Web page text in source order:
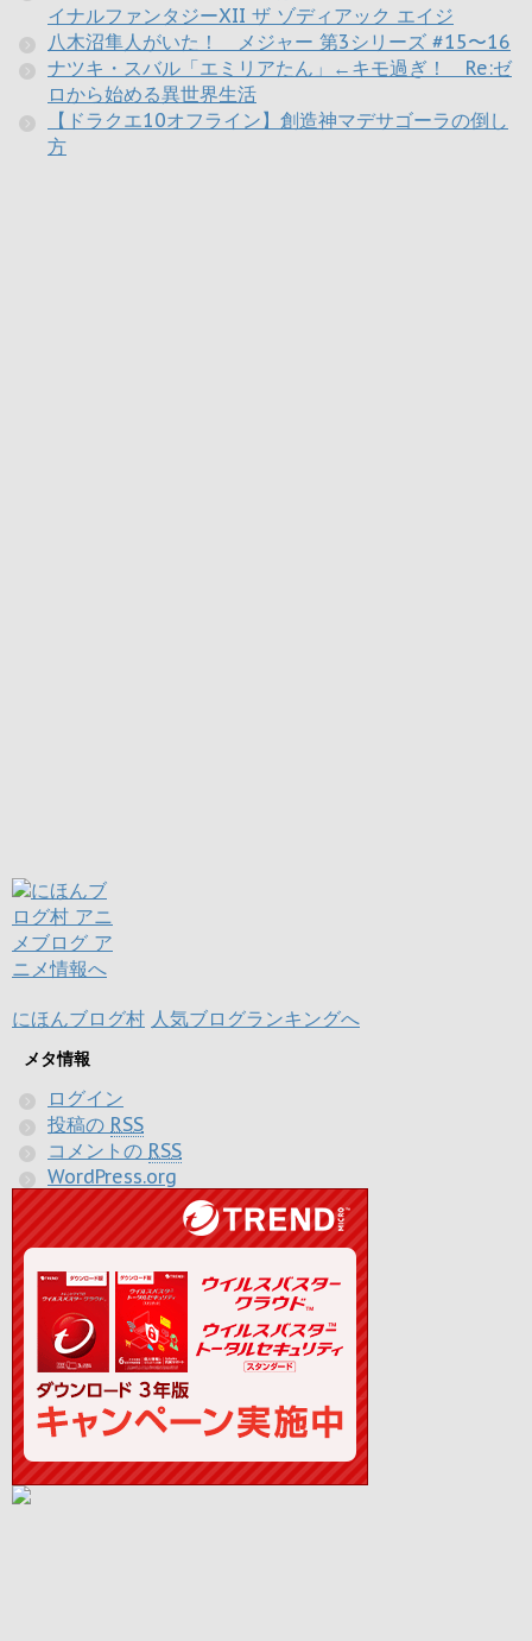
イナルファンタジーXII ザ ゾディアック エイジ
八木沼隼人がいた！ メジャー 第3シリーズ #15〜16
ナツキ・スバル「エミリアたん」←キモ過ぎ！ Re:ゼ
ロから始める異世界生活
【ドラクエ10オフライン】創造神マデサゴーラの倒し
方
にほんブログ村 人気ブログランキングへ
メタ情報
ログイン
投稿の RSS
コメントの RSS
WordPress.org